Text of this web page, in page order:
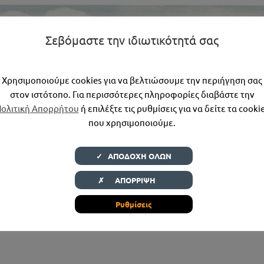
Αστική Ανάπτυξη
Σεβόμαστε την ιδιωτικότητά σας
Χρησιμοποιούμε cookies για να βελτιώσουμε την περιήγηση σας
στον ιστότοπο. Για περισσότερες πληροφορίες διαβάστε την
Απορρήτου ή επιλέξτε τις ρυθμίσεις για να δείτε τα
που χρησιμοποιούμε.
Ρυθμίσεις
✓ ΑΠΟΔΟΧΗ ΟΛΩΝ
✗ ΑΠΟΡΡΙΨΗ